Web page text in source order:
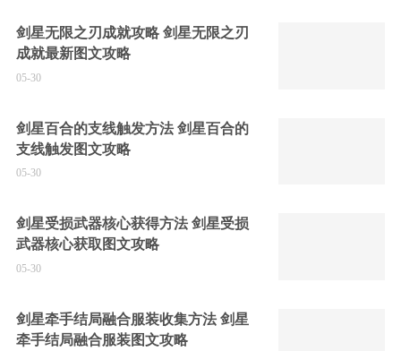
剑星无限之刃成就攻略 剑星无限之刃
成就最新图文攻略
05-30
剑星百合的支线触发方法 剑星百合的
支线触发图文攻略
05-30
剑星受损武器核心获得方法 剑星受损
武器核心获取图文攻略
05-30
剑星牵手结局融合服装收集方法 剑星
牵手结局融合服装图文攻略